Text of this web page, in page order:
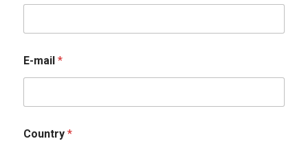
E-mail *
Country *